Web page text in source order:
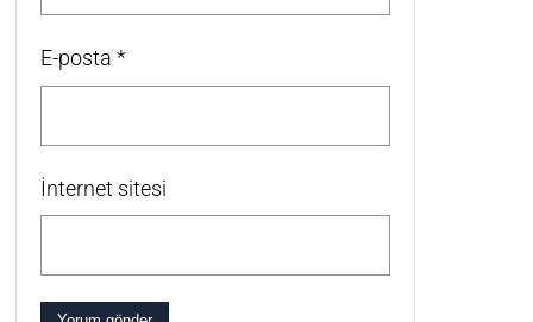
E-posta *
İnternet sitesi